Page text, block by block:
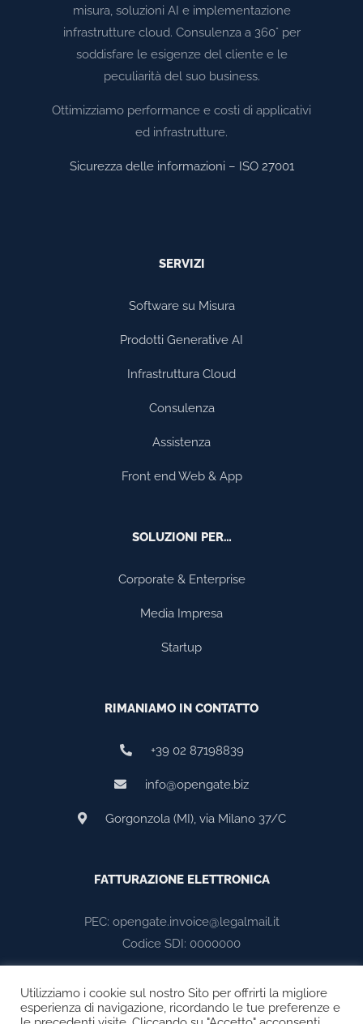
misura, soluzioni AI e implementazione
infrastrutture cloud. Consulenza a 360° per
soddisfare le esigenze del cliente e le
peculiarità del suo business.
Ottimizziamo performance e costi di applicativi
ed infrastrutture.
Sicurezza delle informazioni – ISO 27001
SERVIZI
Software su Misura
Prodotti Generative AI
Infrastruttura Cloud
Consulenza
Assistenza
Front end Web & App
SOLUZIONI PER…
Corporate & Enterprise
Media Impresa
Startup
RIMANIAMO IN CONTATTO
+39 02 87198839
info@opengate.biz
Gorgonzola (MI), via Milano 37/C
FATTURAZIONE ELETTRONICA
PEC: opengate.invoice@legalmail.it
Codice SDI: 0000000
Utilizziamo i cookie sul nostro Sito per offrirti la migliore
esperienza di navigazione, ricordando le tue preferenze e